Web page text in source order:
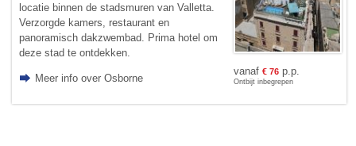
locatie binnen de stadsmuren van Valletta.
Verzorgde kamers, restaurant en
panoramisch dakzwembad. Prima hotel om
deze stad te ontdekken.
Meer info over Osborne
vanaf € 76p.p.
Ontbijt inbegrepen